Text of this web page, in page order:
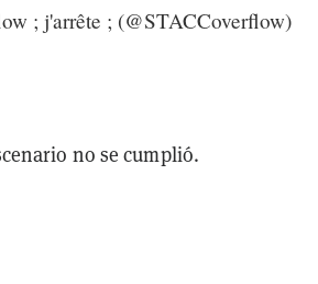
; j'arrête ; (@STACCoverflow)
no se cumplió.